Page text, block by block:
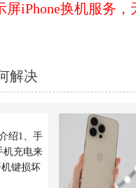
iPhone换机服务，
解决
绍1、手
机充电来
键损坏
为前往